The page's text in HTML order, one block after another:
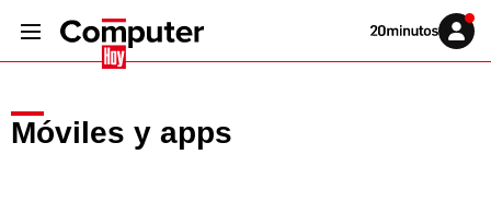
Volver
Iniciar
sesión
Móviles y apps